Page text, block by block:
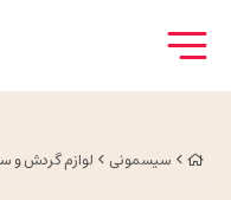
سیسمونی لوازم گردش و